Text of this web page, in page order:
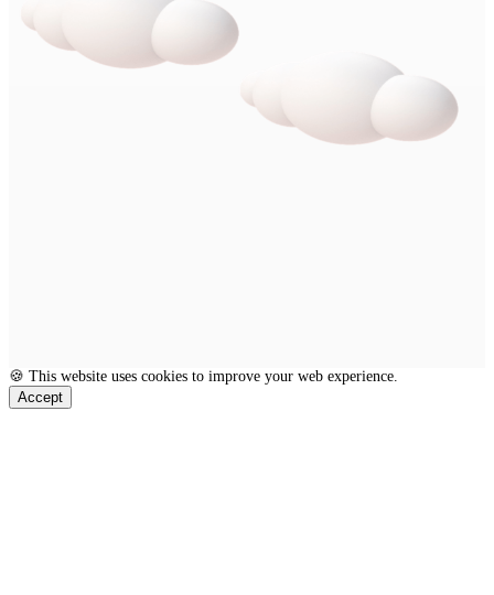
🍪 This website uses cookies to improve your web experience.
Accept